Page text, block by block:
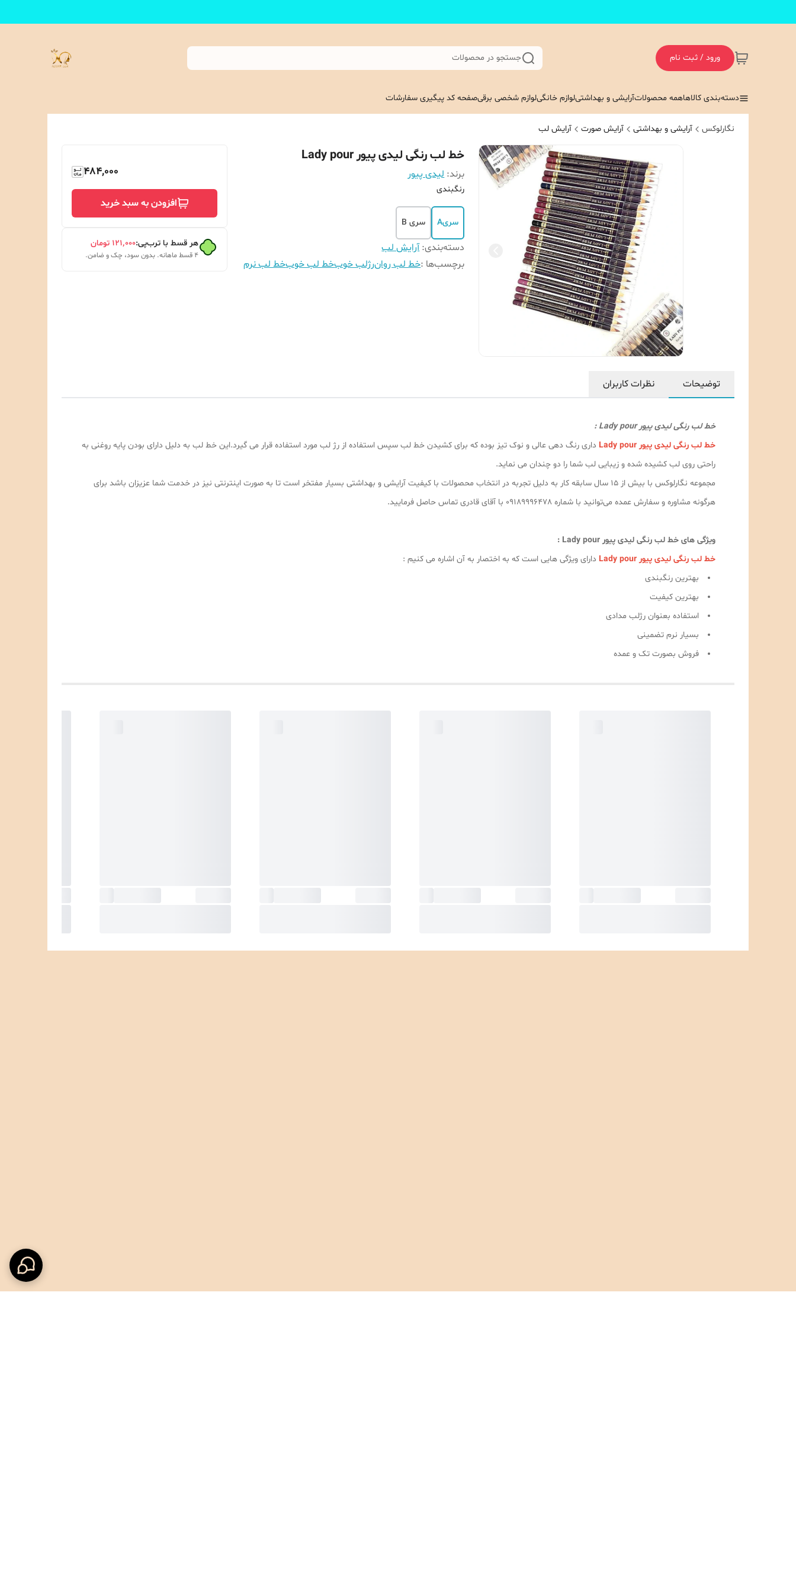
ورود / ثبت نام جستجو در محصولات
دسته‌بندی کالاهاهمه محصولاتآرایشی و بهداشتیلوازم خانگیلوازم شخصی برقیصفحه کد پیگیری سفارشات
نگارلوکس آرایشی و بهداشتی آرایش صورت آرایش لب
خط لب رنگی لیدی پیور Lady pour
برند: لیدی پیور
رنگبندی
سریA سری B
دسته‌بندی:آرایش لب
برچسب‌ها :خط لب روانرژلب خوبخط لب خوبخط لب نرم
484,000
افزودن به سبد خرید
هر قسط با ترب‌پی:۱۲۱٬۰۰۰ تومان
۴ قسط ماهانه. بدون سود، چک و ضامن.
توضیحات نظرات کاربران
خط لب رنگی لیدی پیور Lady pour :
خط لب رنگی لیدی پیور Lady pour
داری رنگ دهی عالی و نوک تیز بوده که برای کشیدن خط لب سپس استفاده از رژ لب مورد استفاده قرار می گیرد.این خط لب به دلیل دارای بودن پایه روغنی به
راحتی روی لب کشیده شده و زیبایی لب شما را دو چندان می نماید.
مجموعه نگارلوکس با بیش از ۱۵ سال سابقه کار به دلیل تجربه در انتخاب محصولات با کیفیت آرایشی و بهداشتی بسیار مفتخر است تا به صورت اینترنتی نیز در خدمت شما عزیزان باشد برای
هرگونه مشاوره و سفارش عمده می‌توانید با شماره 09189996478 با آقای قادری تماس حاصل فرمایید.
ویژگی های خط لب رنگی لیدی پیور Lady pour :
خط لب رنگی لیدی پیور Lady pour
دارای ویژگی هایی است که به اختصار به آن اشاره می کنیم :
بهترین رنگبندی
بهترین کیفیت
استفاده بعنوان رژلب مدادی
بسیار نرم تضمینی
فروش بصورت تک و عمده